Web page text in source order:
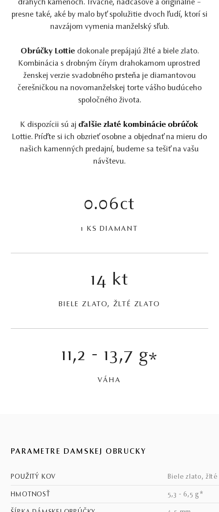
drahých kameňoch. Trvácne, nadčasové a originálne –
presne také, aké by malo byť spolužitie dvoch ľudí, ktorí si
navzájom vymenia manželský sľub.
Obrúčky Lottie dokonale prepájajú žlté a biele zlato.
Kombinácia s drobným čírym drahokamom uprostred
ženskej verzie svadobného prsteňa je diamantovou
čerešničkou na novomanželskej torte vášho budúceho
spoločného života.
K dispozícii sú aj ďalšie zlaté kombinácie obrúčok
Lottie. Príďte si ich obzrieť osobne a objednať na mieru do
našich kamenných predajní, budeme sa tešiť na vašu
návštevu.
0.06ct
1 KS DIAMANT
14 kt
BIELE ZLATO, ŽLTÉ ZLATO
11,2 - 13,7 g*
VÁHA
PARAMETRE DÁMSKEJ OBRÚČKY
POUŽITÝ KOV biele zlato,
HMOTNOSŤ 5,3 - 6,5 g*